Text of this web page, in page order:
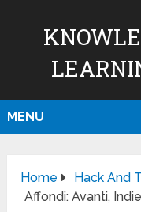
MENU
Home
Hack And
Affondi: Avanti,